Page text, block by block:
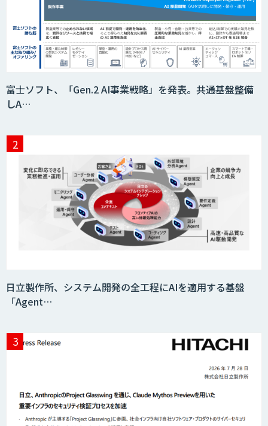
富士ソフト、「Gen.2 AI事業戦略」を発表。共通基盤整備
しA…
日立製作所、システム開発の全工程にAIを適用する基盤
「Agent…